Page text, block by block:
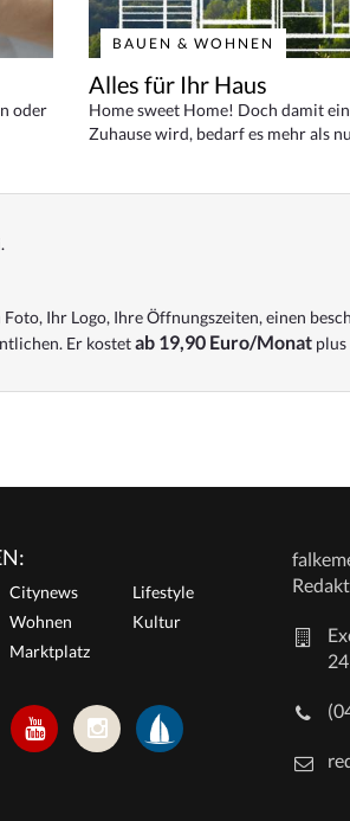
oder
BAUEN & WOHNEN
Alles für Ihr Haus
Home sweet Home! Doch damit
Zuhause wird, bedarf es mehr als
Ihr Logo, Ihre Öffnungszeiten, einen
Er kostetab 19,90 Euro/Monat plus
Citynews
Lifestyle
Wohnen
Kultur
Marktplatz